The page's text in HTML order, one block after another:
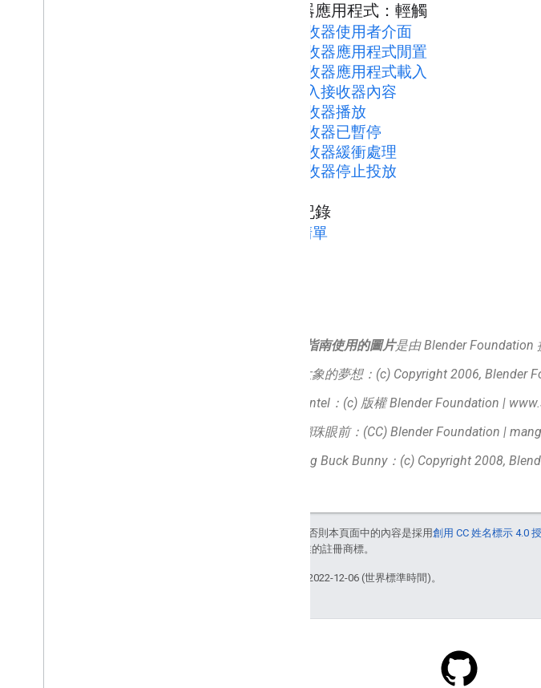
接收器應用程式：輕觸
接收器使用者介面
接收器應用程式閒置
接收器應用程式載入
載入接收器內容
接收器播放
接收器已暫停
接收器緩衝處理
接收器停止投放
變更記錄
變更清單
本設計指南使用的圖片是由 Blender Foundation
大象的夢想：(c) Copyright 2006,
Sintel：(c) 版權 Blender Foundation |
鋼珠眼前：(CC) Blender Foundation |
Big Buck Bunny：(c) Copyright 2008,
除非另有註明，否則本頁面中的內容是採用創用 CC 姓名標示 4.0
和/或其關聯企業的註冊商標。
上次更新時間：2022-12-06 (世界標準時間)。